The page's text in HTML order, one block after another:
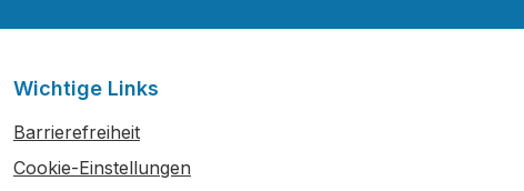
Wichtige Links
Barrierefreiheit
Cookie-Einstellungen